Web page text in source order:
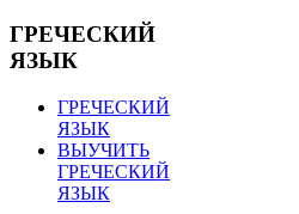
ГРЕЧЕСКИЙ
ЯЗЫК
ГРЕЧЕСКИЙ
ЯЗЫК
ВЫУЧИТЬ
ГРЕЧЕСКИЙ
ЯЗЫК